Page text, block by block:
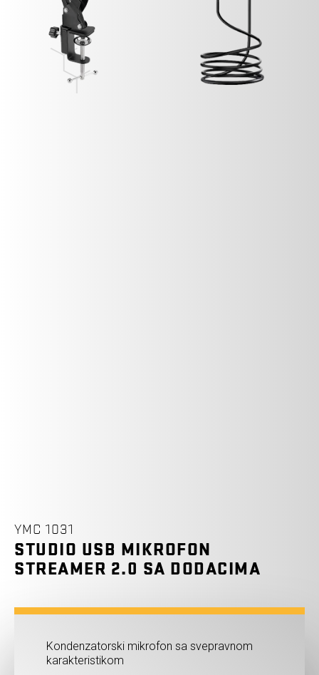
YMC 1031
STUDIO USB MIKROFON
STREAMER 2.0 SA DODACIMA
Kondenzatorski mikrofon sa svepravnom
karakteristikom